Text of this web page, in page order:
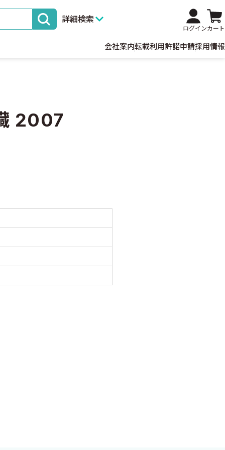
詳細検索
ログインカート
会社案内転載利用許諾申請採用情報
2007